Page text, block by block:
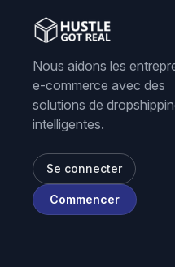
Nous aidons les
e-commerce avec des
solutions de
intelligentes.
Se connecter
Commencer